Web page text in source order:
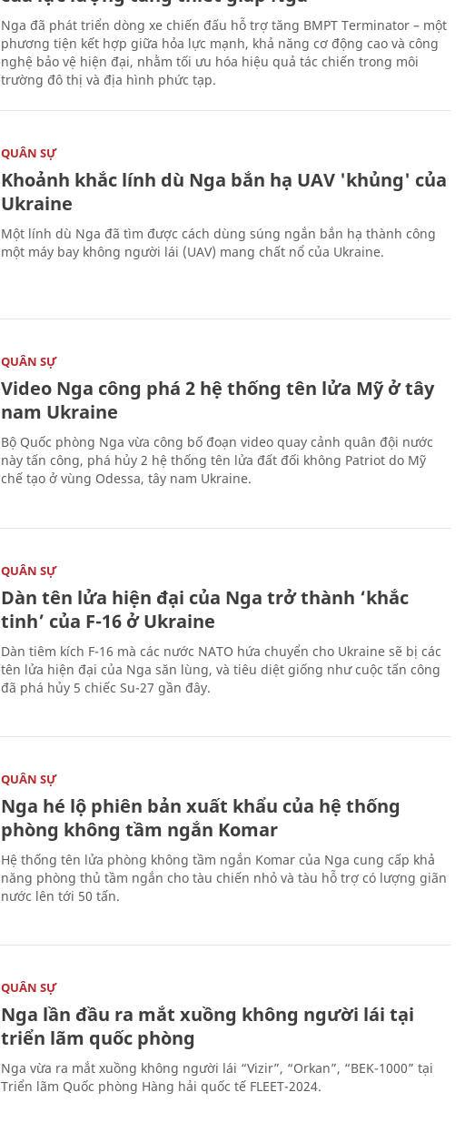
Nga đã phát triển dòng xe chiến đấu hỗ trợ tăng BMPT Terminator – một
phương tiện kết hợp giữa hỏa lực mạnh, khả năng cơ động cao và công
nghệ bảo vệ hiện đại, nhằm tối ưu hóa hiệu quả tác chiến trong môi
trường đô thị và địa hình phức tạp.
QUÂN SỰ
Khoảnh khắc lính dù Nga bắn hạ UAV 'khủng' của
Ukraine
Một lính dù Nga đã tìm được cách dùng súng ngắn bắn hạ thành công
một máy bay không người lái (UAV) mang chất nổ của Ukraine.
QUÂN SỰ
Video Nga công phá 2 hệ thống tên lửa Mỹ ở tây
nam Ukraine
Bộ Quốc phòng Nga vừa công bố đoạn video quay cảnh quân đội nước
này tấn công, phá hủy 2 hệ thống tên lửa đất đối không Patriot do Mỹ
chế tạo ở vùng Odessa, tây nam Ukraine.
QUÂN SỰ
Dàn tên lửa hiện đại của Nga trở thành ‘khắc
tinh’ của F-16 ở Ukraine
Dàn tiêm kích F-16 mà các nước NATO hứa chuyển cho Ukraine sẽ bị các
tên lửa hiện đại của Nga săn lùng, và tiêu diệt giống như cuộc tấn công
đã phá hủy 5 chiếc Su-27 gần đây.
QUÂN SỰ
Nga hé lộ phiên bản xuất khẩu của hệ thống
phòng không tầm ngắn Komar
Hệ thống tên lửa phòng không tầm ngắn Komar của Nga cung cấp khả
năng phòng thủ tầm ngắn cho tàu chiến nhỏ và tàu hỗ trợ có lượng giãn
nước lên tới 50 tấn.
QUÂN SỰ
Nga lần đầu ra mắt xuồng không người lái tại
triển lãm quốc phòng
Nga vừa ra mắt xuồng không người lái “Vizir”, “Orkan”, “BEK-1000” tại
Triển lãm Quốc phòng Hàng hải quốc tế FLEET-2024.